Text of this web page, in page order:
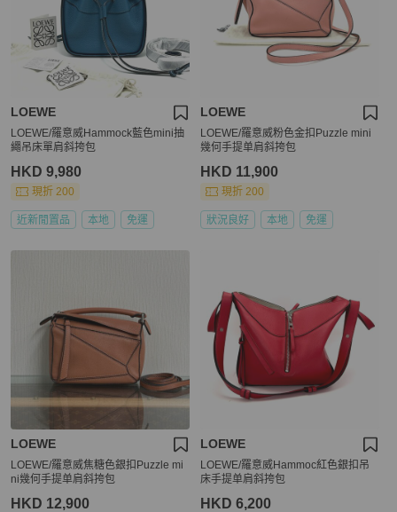
LOEWE
LOEWE/羅意威Hammock藍色mini抽
繩吊床單肩斜挎包
HKD 9,980
現折 200
近新閒置品 本地 免運
LOEWE
LOEWE/羅意威粉色金扣Puzzle mini
幾何手提单肩斜挎包
HKD 11,900
現折 200
狀況良好 本地 免運
LOEWE
LOEWE/羅意威焦糖色銀扣Puzzle mi
ni幾何手提单肩斜挎包
HKD 12,900
LOEWE
LOEWE/羅意威Hammoc紅色銀扣吊
床手提单肩斜挎包
HKD 6,200